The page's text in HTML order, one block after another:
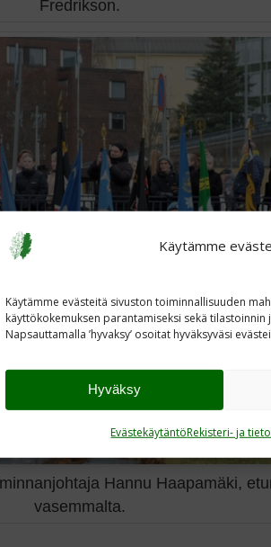
Käytämme
Käytämme evästeitä sivuston toiminnallisuuden
käyttökokemuksen parantamiseksi sekä tilastoinnin
Napsauttamalla ’hyvaksy’ osoitat hyväksyväsi
Hyväksy
EvästekäytäntöRekisteri- ja
Fredrikson.
Hannu Haapamäki,
vasemmalta.